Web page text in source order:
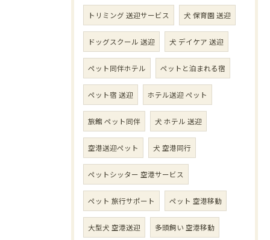
トリミング 送迎サービス 犬 保育園 送迎
ドッグスクール 送迎 犬 デイケア 送迎
ペット同伴ホテル ペットと泊まれる宿
ペット宿 送迎 ホテル送迎 ペット
旅館 ペット同伴 犬 ホテル 送迎
空港送迎ペット 犬 空港同行
ペットシッター 空港サービス
ペット 旅行サポート ペット 空港移動
大型犬 空港送迎 多頭飼い 空港移動